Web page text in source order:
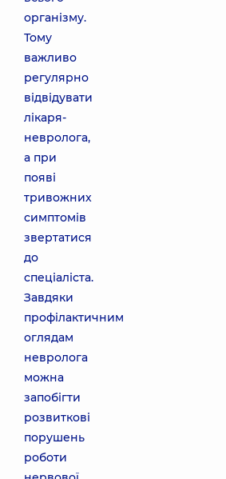
організму.
Тому
важливо
регулярно
відвідувати
лікаря-
невролога,
а при
появі
тривожних
симптомів
звертатися
до
спеціаліста.
Завдяки
профілактичним
оглядам
невролога
можна
запобігти
розвиткові
порушень
роботи